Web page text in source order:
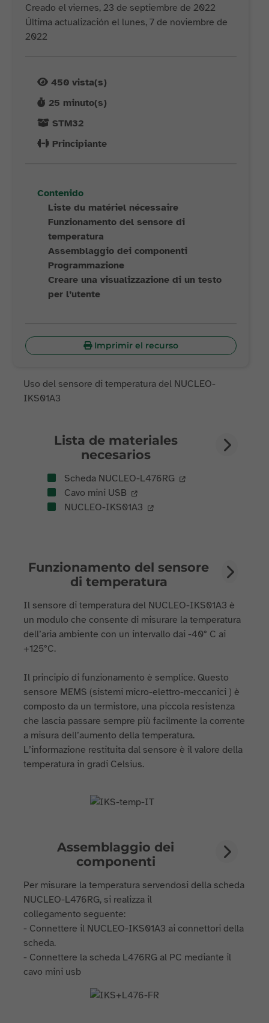
Creado el viernes, 23 de septiembre de 2022
Última actualización el lunes, 7 de noviembre de
2022
450 vista(s)
25 minuto(s)
STM32
Principiante
Contenido
Liste du matériel nécessaire
Funzionamento del sensore di
temperatura
Assemblaggio dei componenti
Programmazione
Creare una visualizzazione di un testo
per l’utente
Imprimir el recurso
Uso del sensore di temperatura del NUCLEO-
IKS01A3
Lista de materiales
necesarios
Scheda NUCLEO-L476RG
Cavo mini USB
NUCLEO-IKS01A3
Funzionamento del sensore
di temperatura
Il sensore di temperatura del NUCLEO-IKS01A3 è
un modulo che consente di misurare la temperatura
dell’aria ambiente con un intervallo dai -40° C ai
+125°C.
Il principio di funzionamento è semplice. Questo
sensore MEMS (sistemi micro-elettro-meccanici ) è
composto da un termistore, una piccola resistenza
che lascia passare sempre più facilmente la corrente
a misura dell’aumento della temperatura.
L’informazione restituita dal sensore è il valore della
temperatura in gradi Celsius.
Assemblaggio dei
componenti
Per misurare la temperatura servendosi della scheda
NUCLEO-L476RG, si realizza il
collegamento seguente:
- Connettere il NUCLEO-IKS01A3 ai connettori della
scheda.
- Connettere la scheda L476RG al PC mediante il
cavo mini usb